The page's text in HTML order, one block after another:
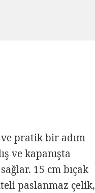
ve pratik bir adım
ve kapanışta
15 cm bıçak
paslanmaz çelik,